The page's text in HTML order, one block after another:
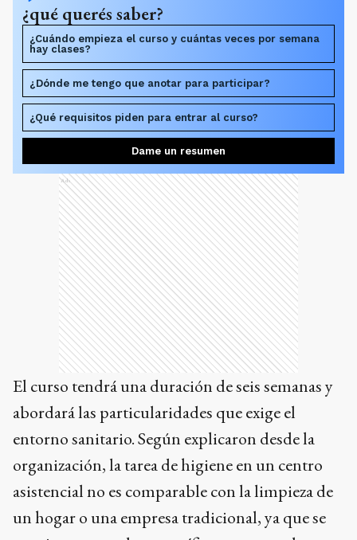
¿qué querés saber?
¿Cuándo empieza el curso y cuántas veces por semana
hay clases?
¿Dónde me tengo que anotar para participar?
¿Qué requisitos piden para entrar al curso?
Dame un resumen
Ads
El curso tendrá una duración de seis semanas y
abordará las particularidades que exige el
entorno sanitario. Según explicaron desde la
organización, la tarea de higiene en un centro
asistencial no es comparable con la limpieza de
un hogar o una empresa tradicional, ya que se